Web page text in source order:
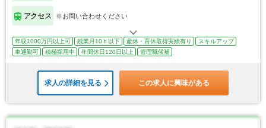
アクセス ※お問い合わせください
年収1000万円以上可 残業月10ｈ以下 産休・育休取得実績有り
スキルアップ
車通勤可
積極採用中 年間休日120日以上 管理職候補
求人の詳細を見る この求人に興味がある